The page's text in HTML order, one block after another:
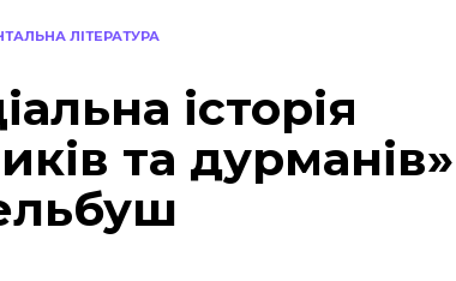
ЛІТЕРАТУРА
історія
та дурманів»